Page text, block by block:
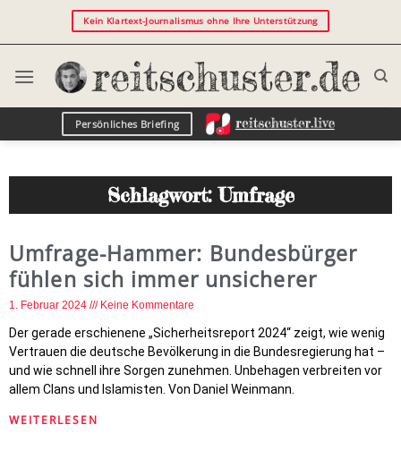
Kein Klartext-Journalismus ohne Ihre Unterstützung
Persönliches Briefing
Schlagwort: Umfrage
Umfrage-Hammer: Bundesbürger
fühlen sich immer unsicherer
1. Februar 2024 Keine Kommentare
Der gerade erschienene „Sicherheitsreport 2024“ zeigt, wie wenig
Vertrauen die deutsche Bevölkerung in die Bundesregierung hat –
und wie schnell ihre Sorgen zunehmen. Unbehagen verbreiten vor
allem Clans und Islamisten. Von Daniel Weinmann.
WEITERLESEN